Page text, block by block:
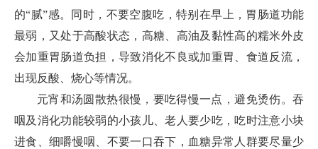
的“腻”感。同时，不要空腹吃，特别在早上，胃肠道功能
最弱，又处于高酸状态，高糖、高油及黏性高的糯米外皮
会加重胃肠道负担，导致消化不良或加重胃、食道反流，
出现反酸、烧心等情况。
元宵和汤圆散热很慢，要吃得慢一点，避免烫伤。吞
咽及消化功能较弱的小孩儿、老人要少吃，吃时注意小块
进食、细嚼慢咽、不要一口吞下，血糖异常人群要尽量少